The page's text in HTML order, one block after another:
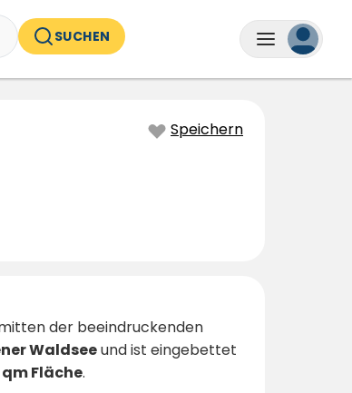
SUCHEN
Speichern
der beeindruckenden
Waldseeund ist eingebettet
Fläche.